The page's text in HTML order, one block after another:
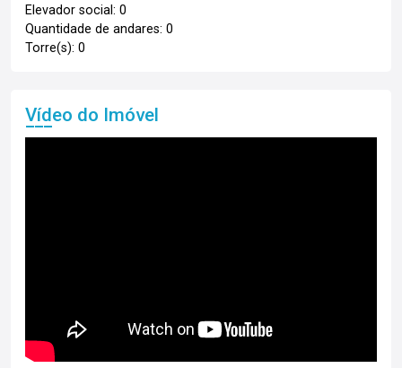
Elevador social: 0
Quantidade de andares: 0
Torre(s): 0
Vídeo do Imóvel